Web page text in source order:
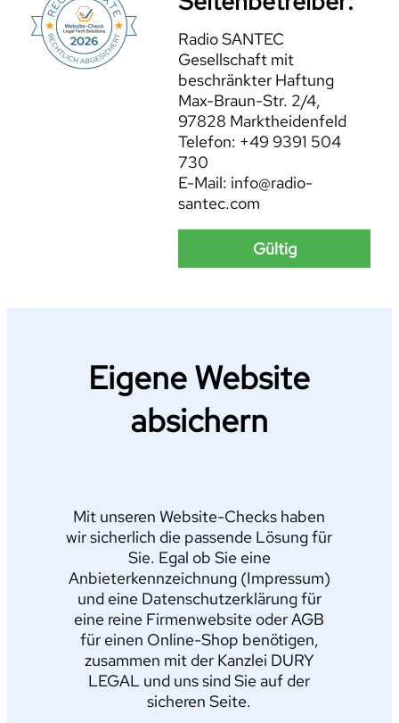
Radio SANTEC
Gesellschaft mit
beschränkter Haftung
Max-Braun-Str. 2/4,
97828 Marktheidenfeld
Telefon: +49 9391 504
730
E-Mail: info@radio-
santec.com
Gültig
Eigene Website
absichern
Mit unseren Website-Checks haben
wir sicherlich die passende Lösung für
Sie. Egal ob Sie eine
Anbieterkennzeichnung (Impressum)
und eine Datenschutzerklärung für
eine reine Firmenwebsite oder AGB
für einen Online-Shop benötigen,
zusammen mit der Kanzlei DURY
LEGAL und uns sind Sie auf der
sicheren Seite.